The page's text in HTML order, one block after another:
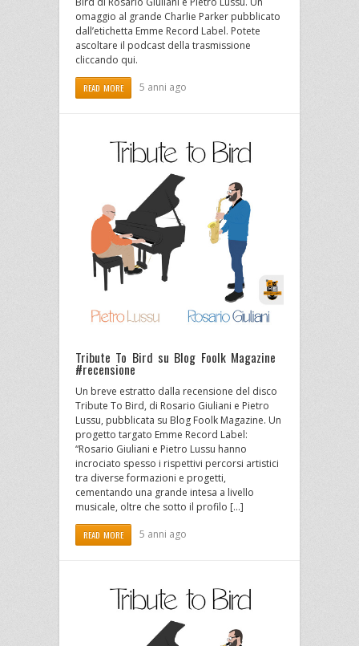
omaggio al grande Charlie Parker pubblicato
dall’etichetta Emme Record Label. Potete
ascoltare il podcast della trasmissione
cliccando qui.
READ MORE 5 anni ago
Tribute To Bird su Blog Foolk Magazine
#recensione
Un breve estratto dalla recensione del disco
Tribute To Bird, di Rosario Giuliani e Pietro
Lussu, pubblicata su Blog Foolk Magazine. Un
progetto targato Emme Record Label:
“Rosario Giuliani e Pietro Lussu hanno
incrociato spesso i rispettivi percorsi artistici
tra diverse formazioni e progetti,
cementando una grande intesa a livello
musicale, oltre che sotto il profilo […]
READ MORE 5 anni ago